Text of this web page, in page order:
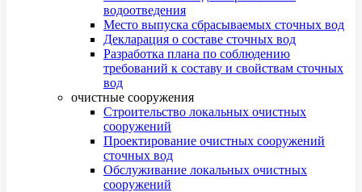
водоотведения
Место выпуска сбрасываемых сточных вод
Декларация о составе сточных вод
Разработка плана по соблюдению
требований к составу и свойствам сточных
вод
очистные сооружения
Строительство локальных очистных
сооружений
Проектирование очистных сооружений
сточных вод
Обслуживание локальных очистных
сооружений